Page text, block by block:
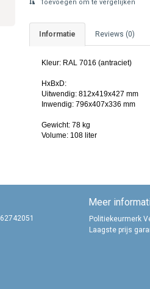
Toevoegen om te vergelijken
Informatie Reviews (0)
Kleur: RAL 7016 (antraciet)
HxBxD:
Uitwendig: 812x419x427 mm
Inwendig: 796x407x336 mm
Gewicht: 78 kg
Volume: 108 liter
Meer
Politiekeurmerk
Laagste prijs